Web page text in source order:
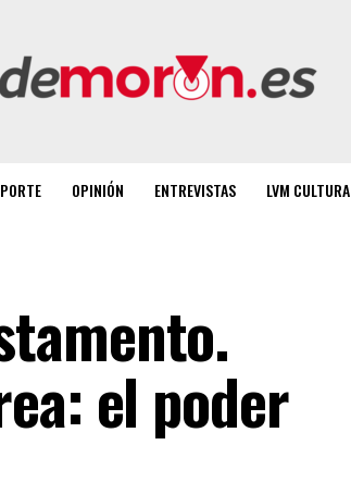
OPINIÓN ENTREVISTAS LVM CULTURA
el poder